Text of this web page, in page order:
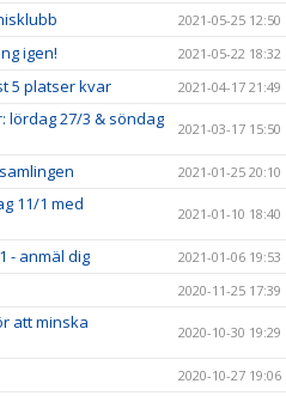
2021-05-25 12:50
igen! 2021-05-22 18:32
5 platser kvar 2021-04-17 21:49
lördag 27/3 & söndag
2021-03-17 15:50
2021-01-25 20:10
11/1 med
2021-01-10 18:40
- anmäl dig
2021-01-06 19:53
2020-11-25 17:39
att minska
2020-10-30 19:29
2020-10-27 19:06